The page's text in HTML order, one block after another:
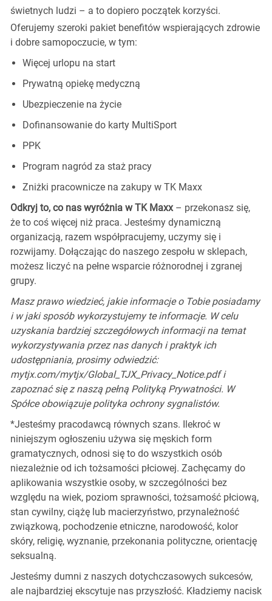
świetnych ludzi – a to dopiero początek korzyści.
Oferujemy szeroki pakiet benefitów wspierających zdrowie
i dobre samopoczucie, w tym:
Więcej urlopu na start
Prywatną opiekę medyczną
Ubezpieczenie na życie
Dofinansowanie do karty MultiSport
PPK
Program nagród za staż pracy
Zniżki pracownicze na zakupy w TK Maxx
Odkryj to, co nas wyróżnia w TK Maxx– przekonasz się,
że to coś więcej niż praca. Jesteśmy dynamiczną
organizacją, razem współpracujemy, uczymy się i
rozwijamy. Dołączając do naszego zespołu w sklepach,
możesz liczyć na pełne wsparcie różnorodnej i zgranej
grupy.
Masz prawo wiedzieć, jakie informacje o Tobie posiadamy
i w jaki sposób wykorzystujemy te informacje. W celu
uzyskania bardziej szczegółowych informacji na temat
wykorzystywania przez nas danych i praktyk ich
udostępniania, prosimy odwiedzić:
mytjx.com/mytjx/Global_TJX_Privacy_Notice.pdf i
zapoznać się z naszą pełną Polityką Prywatności. W
Spółce obowiązuje polityka ochrony sygnalistów.
*Jesteśmy pracodawcą równych szans. Ilekroć w
niniejszym ogłoszeniu używa się męskich form
gramatycznych, odnosi się to do wszystkich osób
niezależnie od ich tożsamości płciowej. Zachęcamy do
aplikowania wszystkie osoby, w szczególności bez
względu na wiek, poziom sprawności, tożsamość płciową,
stan cywilny, ciążę lub macierzyństwo, przynależność
związkową, pochodzenie etniczne, narodowość, kolor
skóry, religię, wyznanie, przekonania polityczne, orientację
seksualną.
Jesteśmy dumni z naszych dotychczasowych sukcesów,
ale najbardziej ekscytuje nas przyszłość. Kładziemy nacisk